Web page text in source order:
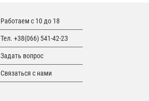
Работаем с 10 до 18
Тел. +38(066) 541-42-2З
Задать вопрос
Связаться с нами